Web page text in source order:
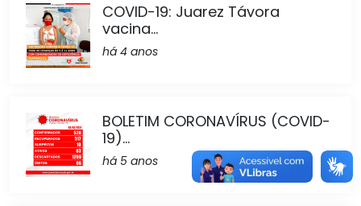
COVID-19: Juarez Távora
vacina...
há 4 anos
BOLETIM CORONAVÍRUS (COVID-
19)...
há 5 anos